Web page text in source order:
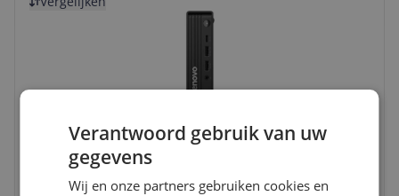
Lenovo ThinkCentre M70q Gen 6 Mini PC
Zwart
Verantwoord gebruik van uw
gegevens
Wij en onze partners gebruiken cookies en